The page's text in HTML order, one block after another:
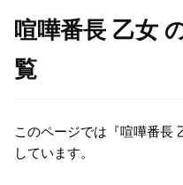
喧嘩番長 乙女
覧
このページでは『喧嘩番長
しています。